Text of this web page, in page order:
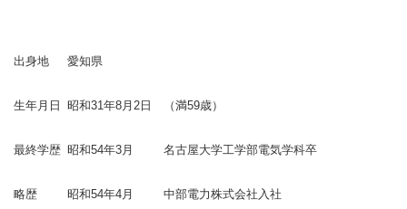
出身地 愛知県
生年月日 昭和31年8月2日 （満59歳）
最終学歴 昭和54年3月 名古屋大学工学部電気学科卒
略歴 昭和54年4月 中部電力株式会社入社